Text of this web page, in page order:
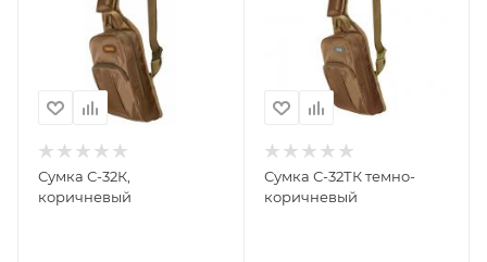
Сумка С-32К,
коричневый
Сумка С-32ТК темно-
коричневый